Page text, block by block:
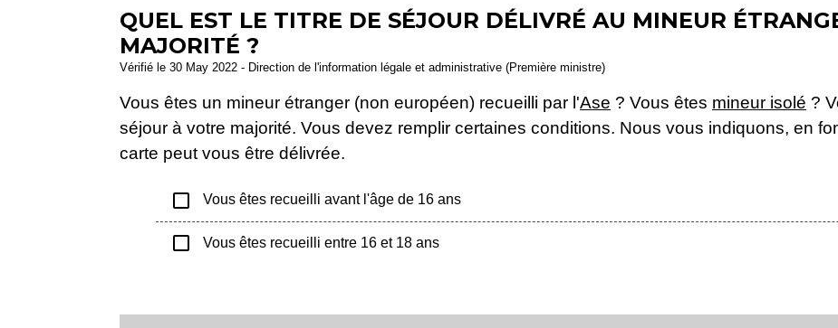
QUEL EST LE TITRE DE SÉJOUR DÉLIVRÉ AU MINEUR
MAJORITÉ ?
Vérifié le 30 May 2022 - Direction de l'information légale et administrative (Première ministre)
Vous êtes un mineur étranger (non européen) recueilli par l'Ase ? Vous êtes mineur isolé ?
séjour à votre majorité. Vous devez remplir certaines conditions. Nous vous indiquons, en
carte peut vous être délivrée.
check_box_outline_blank Vous êtes recueilli avant l'âge de 16 ans
check_box_outline_blank Vous êtes recueilli entre 16 et 18 ans